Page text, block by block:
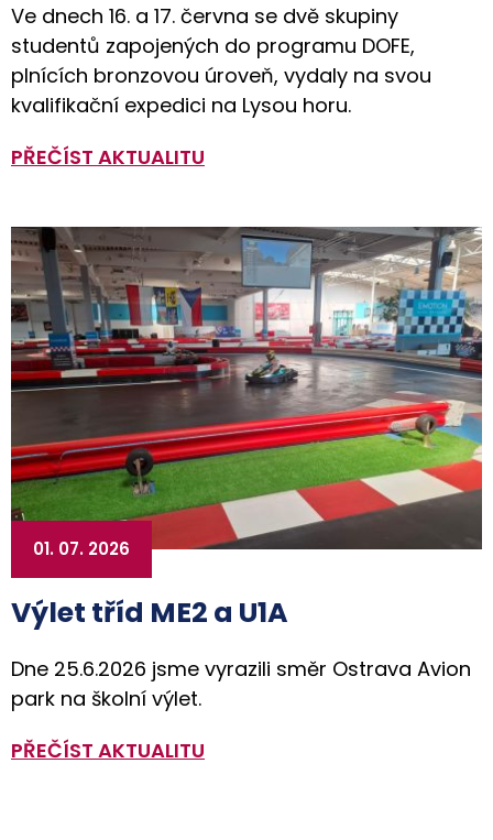
Ve dnech 16. a 17. června se dvě skupiny
studentů zapojených do programu DOFE,
plnících bronzovou úroveň, vydaly na svou
kvalifikační expedici na Lysou horu.
PŘEČÍST AKTUALITU
Výlet tříd ME2 a U1A
01. 07. 2026
Dne 25.6.2026 jsme vyrazili směr Ostrava Avion
park na školní výlet.
PŘEČÍST AKTUALITU